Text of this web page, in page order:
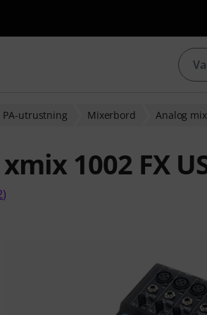
PA-utrustning Mixerbord Analog
1002 FX
5 stjärnor från 122 kundbetyg
)